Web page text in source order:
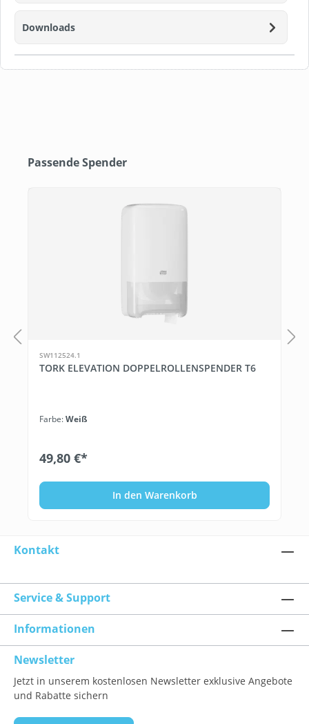
Downloads
Produktgalerie überspringen
Passende Spender
SW112524.1
TORK ELEVATION DOPPELROLLENSPENDER T6
Farbe:Weiß
49,80 €*
In den Warenkorb
Kontakt
Service & Support
Informationen
Newsletter
Jetzt in unserem kostenlosen Newsletter exklusive Angebote
und Rabatte sichern